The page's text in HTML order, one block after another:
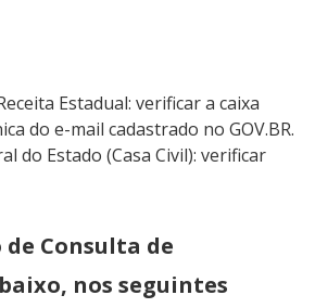
Estadual: verificar a caixa
do e-mail cadastrado no GOV.BR.
do Estado (Casa Civil): verificar
Consulta de
nos seguintes